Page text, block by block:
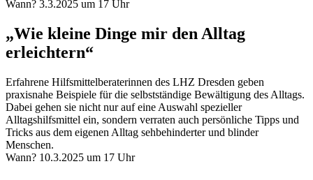
Wann? 3.3.2025 um 17 Uhr
„Wie kleine Dinge mir den Alltag
erleichtern“
Erfahrene Hilfsmittelberaterinnen des LHZ Dresden geben
praxisnahe Beispiele für die selbstständige Bewältigung des Alltags.
Dabei gehen sie nicht nur auf eine Auswahl spezieller
Alltagshilfsmittel ein, sondern verraten auch persönliche Tipps und
Tricks aus dem eigenen Alltag sehbehinderter und blinder
Menschen.
Wann? 10.3.2025 um 17 Uhr